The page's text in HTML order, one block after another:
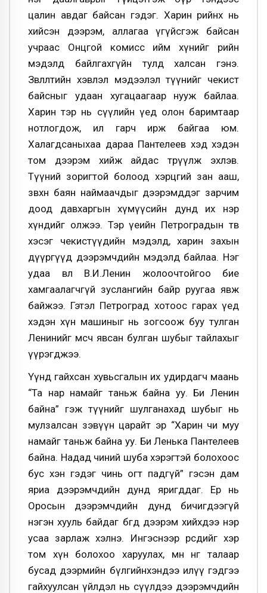
цалин авдаг байсан гэдэг. Харин өөрийнх нь
хийсэн дээрэм, аллагаа үгүйсгэж байсан
учраас Онцгой комисс ийм хүнийг өөрийн
мэдэлд байлгахгүйн тулд халсан гэнэ.
Зөвлөлтийн хэвлэл мэдээлэл түүнийг чекист
байсныг удаан хугацаагаар нууж байлаа.
Харин тэр нь сүүлийн үед олон баримтаар
нотлогдож, ил гарч ирж байгаа юм.
Халагдсаныхаа дараа Пантелеев хэд хэдэн
том дээрэм хийж айдас төрүүлж эхлэв.
Түүний зоригтой болоод хэрцгий зан ааш,
зөвхөн баян наймаачдыг дээрэмддэг зарчим
доод давхаргын хүмүүсийн дунд их нэр
хүндийг олжээ. Тэр үеийн Петроградын төв
хэсэг чекистүүдийн мэдэлд, харин захын
дүүргүүд дээрэмчдийн мэдэлд байлаа. Нэг
удаа өвөл В.И.Ленин жолоочтойгоо бие
хамгаалагчгүй зуслангийн байр руугаа явж
байжээ. Гэтэл Петроград хотоос гарах үед
хэдэн хүн машиныг нь зогсоож буу тулган
Ленинийг өмсч явсан булган шубыг тайлахыг
үүрэгджээ.
Үүнд гайхсан хувьсгалын их удирдагч маань
“Та нар намайг таньж байна уу. Би Ленин
байна” гэж түүнийг шулганахад шубыг нь
мулзалсан зэвүүн царайт эр “Харин чи муу
намайг таньж байна уу. Би Ленька Пантелеев
байна. Надад чиний шуба хэрэгтэй болохоос
бус хэн гэдэг чинь огт падгүй” гэсэн дам
яриа дээрэмчдийн дунд яригддаг. Ер нь
Оросын дээрэмчдийн дунд бичигдээгүй
нэгэн хууль байдаг бөгөөд дээрэм хийхдээ нэр
усаа зарлаж хэлнэ. Ингэснээр өөрсдийгөө хэр
том хүн болохоо харуулах, мөн нөгөө талаар
бусад дээрмийн бүлгийнхэндээ илүү гэдгээ
гайхуулсан үйлдэл нь сүүлдээ дээрэмчдийн